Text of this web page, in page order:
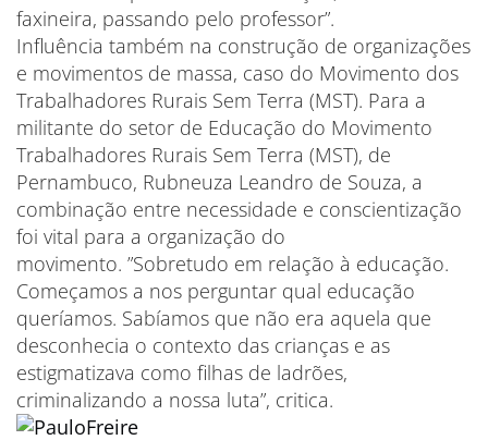
faxineira, passando pelo professor”.
Influência também na construção de organizações
e movimentos de massa, caso do Movimento dos
Trabalhadores Rurais Sem Terra (MST). Para a
militante do setor de Educação do Movimento
Trabalhadores Rurais Sem Terra (MST), de
Pernambuco, Rubneuza Leandro de Souza, a
combinação entre necessidade e conscientização
foi vital para a organização do
movimento. ”Sobretudo em relação à educação.
Começamos a nos perguntar qual educação
queríamos. Sabíamos que não era aquela que
desconhecia o contexto das crianças e as
estigmatizava como filhas de ladrões,
criminalizando a nossa luta”, critica.